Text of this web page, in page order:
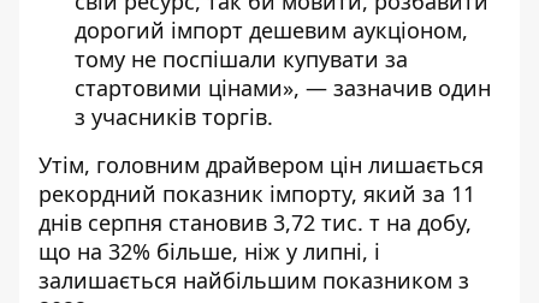
дорогий імпорт дешевим аукціоном,
тому не поспішали купувати за
стартовими цінами», — зазначив один
з учасників торгів.
Утім, головним драйвером цін лишається
рекордний показник імпорту, який за 11
днів серпня становив 3,72 тис. т на добу,
що на 32% більше, ніж у липні, і
залишається найбільшим показником з